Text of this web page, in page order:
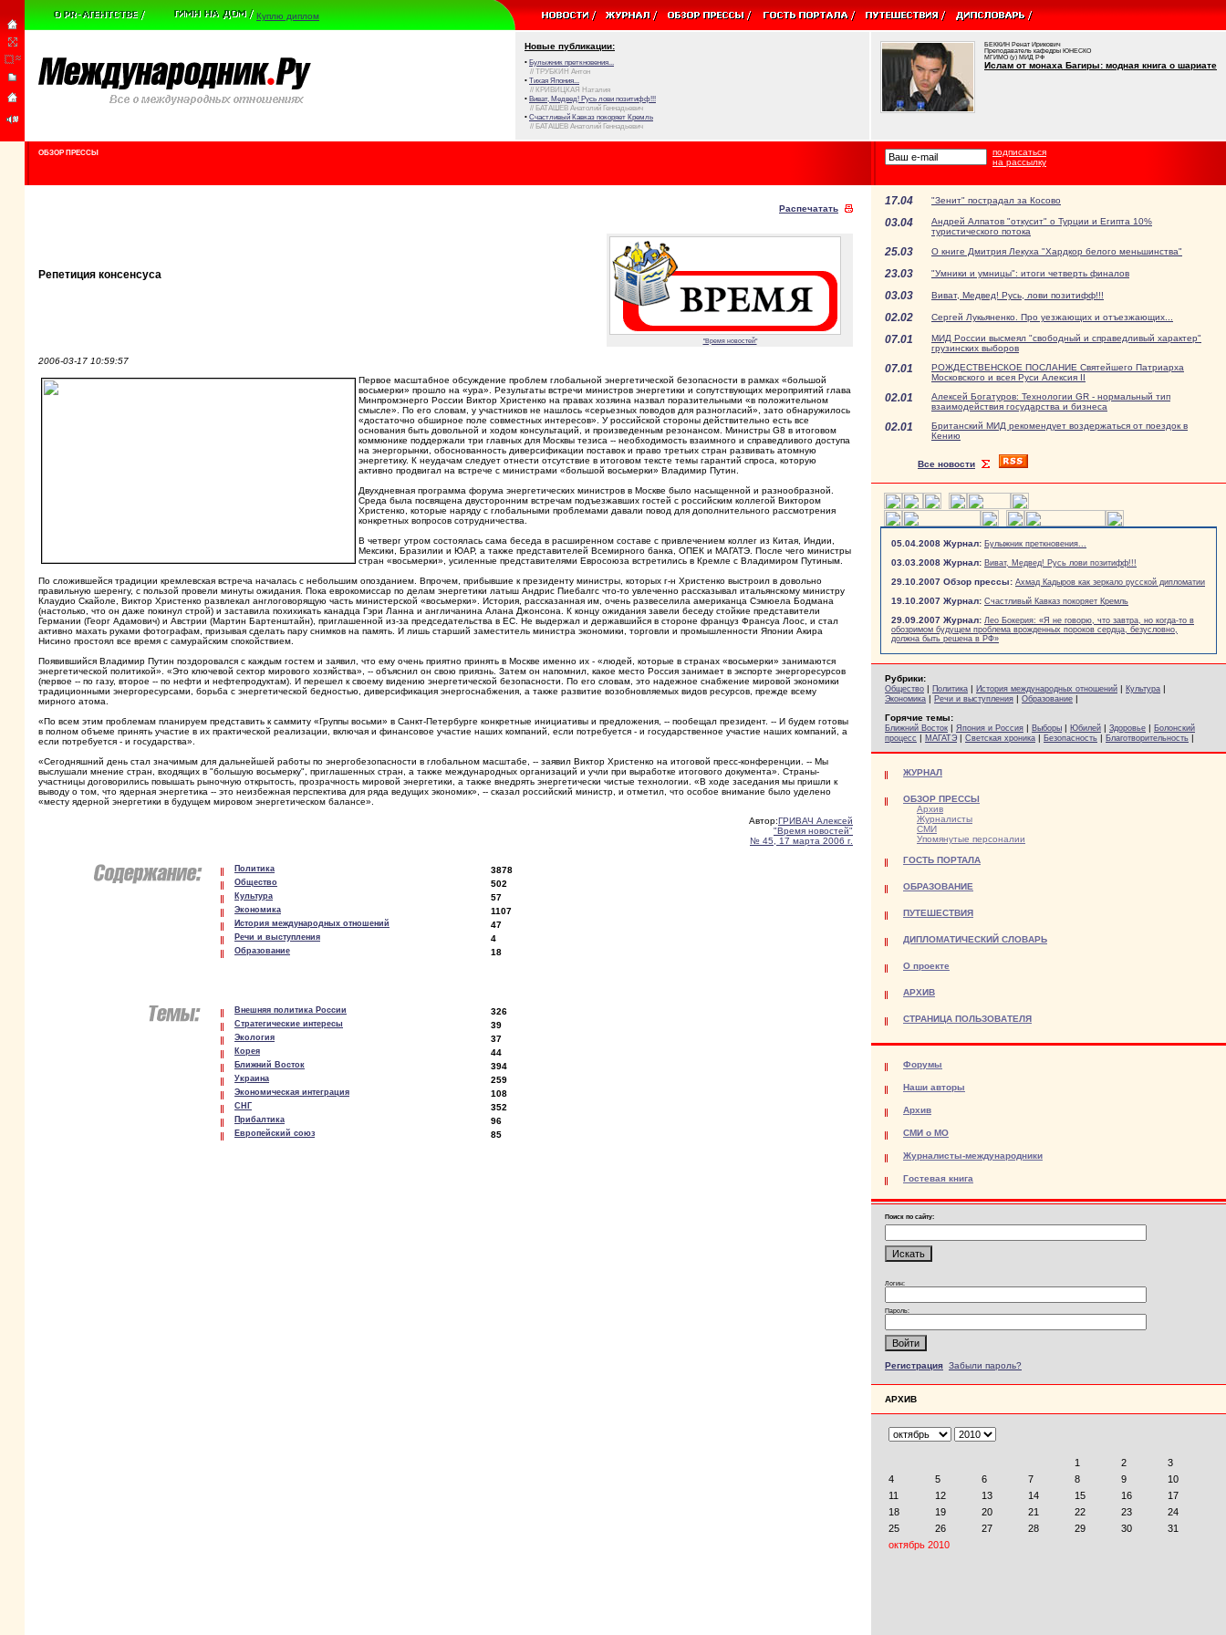
Куплю диплом
Новые публикации:
• Булыжник преткновения...
// ТРУБКИН Антон
• Тихая Япония...
// КРИВИЦКАЯ Наталия
• Виват, Медвед! Русь лови позитифф!!!
// БАТАШЕВ Анатолий Геннадьевич
• Счастливый Кавказ покоряет Кремль
// БАТАШЕВ Анатолий Геннадьевич
БЕККИН Ренат Ирикович
Преподаватель кафедры ЮНЕСКО
МГИМО (у) МИД РФ
Ислам от монаха Багиры: модная книга о шариате
ОБЗОР ПРЕССЫ
подписаться
на рассылку
Распечатать
Репетиция консенсуса
"Время новостей"
2006-03-17 10:59:57
Первое масштабное обсуждение проблем глобальной энергетической безопасности в рамках «большой
восьмерки» прошло на «ура». Результаты встречи министров энергетики и сопутствующих мероприятий глава
Минпромэнерго России Виктор Христенко на правах хозяина назвал поразительными «в положительном
смысле». По его словам, у участников не нашлось «серьезных поводов для разногласий», зато обнаружилось
«достаточно обширное поле совместных интересов». У российской стороны действительно есть все
основания быть довольной и ходом консультаций, и произведенным резонансом. Министры G8 в итоговом
коммюнике поддержали три главных для Москвы тезиса -- необходимость взаимного и справедливого доступа
на энергорынки, обоснованность диверсификации поставок и право третьих стран развивать атомную
энергетику. К неудачам следует отнести отсутствие в итоговом тексте темы гарантий спроса, которую
активно продвигал на встрече с министрами «большой восьмерки» Владимир Путин.
Двухдневная программа форума энергетических министров в Москве было насыщенной и разнообразной.
Среда была посвящена двусторонним встречам подъезжавших гостей с российским коллегой Виктором
Христенко, которые наряду с глобальными проблемами давали повод для дополнительного рассмотрения
конкретных вопросов сотрудничества.
В четверг утром состоялась сама беседа в расширенном составе с привлечением коллег из Китая, Индии,
Мексики, Бразилии и ЮАР, а также представителей Всемирного банка, ОПЕК и МАГАТЭ. После чего министры
стран «восьмерки», усиленные представителями Евросоюза встретились в Кремле с Владимиром Путиным.
По сложившейся традиции кремлевская встреча началась с небольшим опозданием. Впрочем, прибывшие к президенту министры, которых г-н Христенко выстроил в довольно
правильную шеренгу, с пользой провели минуты ожидания. Пока еврокомиссар по делам энергетики латыш Андрис Пиебалгс что-то увлеченно рассказывал итальянскому министру
Клаудио Скайоле, Виктор Христенко развлекал англоговорящую часть министерской «восьмерки». История, рассказанная им, очень развеселила американца Сэмюела Бодмана
(настолько, что он даже покинул строй) и заставила похихикать канадца Гэри Ланна и англичанина Алана Джонсона. К концу ожидания завели беседу стойкие представители
Германии (Георг Адамович) и Австрии (Мартин Бартенштайн), приглашенной из-за председательства в ЕС. Не выдержал и державшийся в стороне француз Франсуа Лоос, и стал
активно махать руками фотографам, призывая сделать пару снимков на память. И лишь старший заместитель министра экономики, торговли и промышленности Японии Акира
Нисино простоял все время с самурайским спокойствием.
Появившийся Владимир Путин поздоровался с каждым гостем и заявил, что ему очень приятно принять в Москве именно их - «людей, которые в странах «восьмерки» занимаются
энергетической политикой». «Это ключевой сектор мирового хозяйства», -- объяснил он свою приязнь. Затем он напомнил, какое место Россия занимает в экспорте энергоресурсов
(первое -- по газу, второе -- по нефти и нефтепродуктам). И перешел к своему видению энергетической безопасности. По его словам, это надежное снабжение мировой экономики
традиционными энергоресурсами, борьба с энергетической бедностью, диверсификация энергоснабжения, а также развитие возобновляемых видов ресурсов, прежде всему
мирного атома.
«По всем этим проблемам планируем представить к саммиту «Группы восьми» в Санкт-Петербурге конкретные инициативы и предложения, -- пообещал президент. -- И будем готовы
в полном объеме принять участие в их практической реализации, включая и финансовое участие наших компаний, если потребуется - и государственное участие наших компаний, а
если потребуется - и государства».
«Сегодняшний день стал значимым для дальнейшей работы по энергобезопасности в глобальном масштабе, -- заявил Виктор Христенко на итоговой пресс-конференции. -- Мы
выслушали мнение стран, входящих в "большую восьмерку", приглашенных стран, а также международных организаций и учли при выработке итогового документа». Страны-
участницы договорились повышать рыночную открытость, прозрачность мировой энергетики, а также внедрять энергетически чистые технологии. «В ходе заседания мы пришли к
выводу о том, что ядерная энергетика -- это неизбежная перспектива для ряда ведущих экономик», -- сказал российский министр, и отметил, что особое внимание было уделено
«месту ядерной энергетики в будущем мировом энергетическом балансе».
Автор:ГРИВАЧ Алексей
"Время новостей"
№ 45, 17 марта 2006 г.
Политика 3878
Общество 502
Культура 57
Экономика 1107
История международных отношений 47
Речи и выступления 4
Образование 18
Внешняя политика России 326
Стратегические интересы 39
Экология 37
Корея 44
Ближний Восток 394
Украина 259
Экономическая интеграция 108
СНГ 352
Прибалтика 96
Европейский союз 85
17.04 "Зенит" пострадал за Косово
03.04
Андрей Алпатов "откусит" о Турции и Египта 10%
туристического потока
25.03 О книге Дмитрия Лекуха "Хардкор белого меньшинства"
23.03 "Умники и умницы": итоги четверть финалов
03.03 Виват, Медвед! Русь, лови позитифф!!!
02.02 Сергей Лукьяненко. Про уезжающих и отъезжающих...
07.01
МИД России высмеял "свободный и справедливый характер"
грузинских выборов
07.01
РОЖДЕСТВЕНСКОЕ ПОСЛАНИЕ Святейшего Патриарха
Московского и всея Руси Алексия II
02.01
Алексей Богатуров: Технологии GR - нормальный тип
взаимодействия государства и бизнеса
02.01
Британский МИД рекомендует воздержаться от поездок в
Кению
Все новости
05.04.2008 Журнал: Булыжник преткновения...
03.03.2008 Журнал: Виват, Медвед! Русь лови позитифф!!!
29.10.2007 Обзор прессы: Ахмад Кадыров как зеркало русской дипломатии
19.10.2007 Журнал: Счастливый Кавказ покоряет Кремль
29.09.2007 Журнал: Лео Бокерия: «Я не говорю, что завтра, но когда-то в
обозримом будущем проблема врожденных пороков сердца, безусловно,
должна быть решена в РФ»
Рубрики:
Общество | Политика | История международных отношений | Культура |
Экономика | Речи и выступления | Образование |
Горячие темы:
Ближний Восток | Япония и Россия | Выборы | Юбилей | Здоровье | Болонский
процесс | МАГАТЭ | Светская хроника | Безопасность | Благотворительность |
ЖУРНАЛ
ОБЗОР ПРЕССЫ
Архив
Журналисты
СМИ
Упомянутые персоналии
ГОСТЬ ПОРТАЛА
ОБРАЗОВАНИЕ
ПУТЕШЕСТВИЯ
ДИПЛОМАТИЧЕСКИЙ СЛОВАРЬ
О проекте
АРХИВ
СТРАНИЦА ПОЛЬЗОВАТЕЛЯ
Форумы
Наши авторы
Архив
СМИ о МО
Журналисты-международники
Гостевая книга
Поиск по сайту:
Логин:
Пароль:
Регистрация Забыли пароль?
АРХИВ